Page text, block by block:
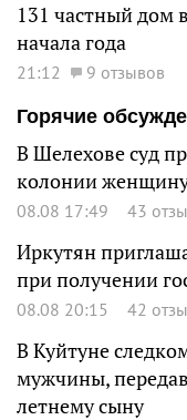
131 частный дом
начала года
21:12
9 отзывов
Горячие
В Шелехове суд
колонии
08.08 17:49 43
Иркутян
при получении
08.08 20:15 42
В Куйтуне
мужчины,
летнему сыну